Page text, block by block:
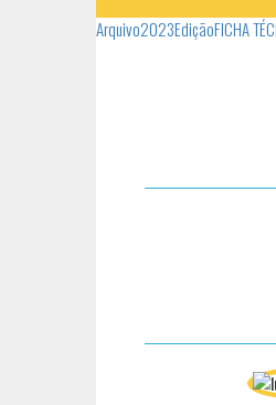
Arquivo2023EdiçãoFICHA